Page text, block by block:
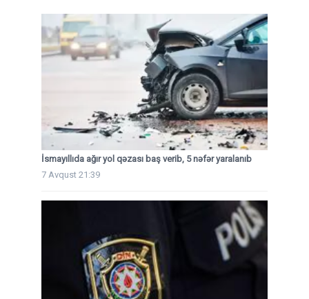
İsmayıllıda ağır yol qəzası baş verib, 5 nəfər yaralanıb
7 Avqust 21:39